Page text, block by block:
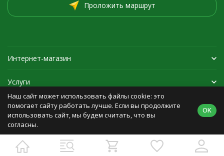
Проложить маршрут
Интернет-магазин
Услуги
Спортивная экипировка
Политика персональных данных Карта сайта
Наш сайт может использовать файлы cookie: это
помогает сайту работать лучше. Если вы продолжите
использовать сайт, мы будем считать, что вы
согласны.
OK